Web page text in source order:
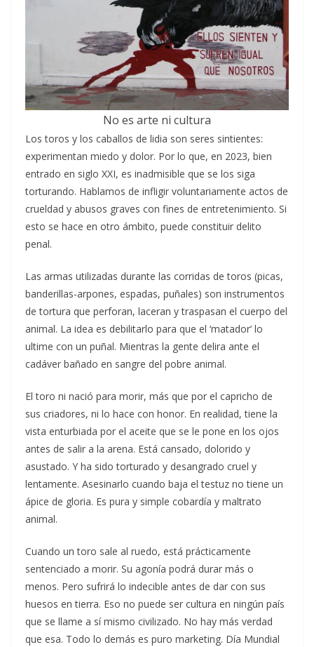
No es arte ni cultura
Los toros y los caballos de lidia son seres sintientes:
experimentan miedo y dolor. Por lo que, en 2023, bien
entrado en siglo XXI, es inadmisible que se los siga
torturando. Hablamos de infligir voluntariamente actos de
crueldad y abusos graves con fines de entretenimiento. Si
esto se hace en otro ámbito, puede constituir delito
penal.
Las armas utilizadas durante las corridas de toros (picas,
banderillas-arpones, espadas, puñales) son instrumentos
de tortura que perforan, laceran y traspasan el cuerpo del
animal. La idea es debilitarlo para que el ‘matador’ lo
ultime con un puñal. Mientras la gente delira ante el
cadáver bañado en sangre del pobre animal.
El toro ni nació para morir, más que por el capricho de
sus criadores, ni lo hace con honor. En realidad, tiene la
vista enturbiada por el aceite que se le pone en los ojos
antes de salir a la arena. Está cansado, dolorido y
asustado. Y ha sido torturado y desangrado cruel y
lentamente. Asesinarlo cuando baja el testuz no tiene un
ápice de gloria. Es pura y simple cobardía y maltrato
animal.
Cuando un toro sale al ruedo, está prácticamente
sentenciado a morir. Su agonía podrá durar más o
menos. Pero sufrirá lo indecible antes de dar con sus
huesos en tierra. Eso no puede ser cultura en ningún país
que se llame a sí mismo civilizado. No hay más verdad
que esa. Todo lo demás es puro marketing. Día Mundial